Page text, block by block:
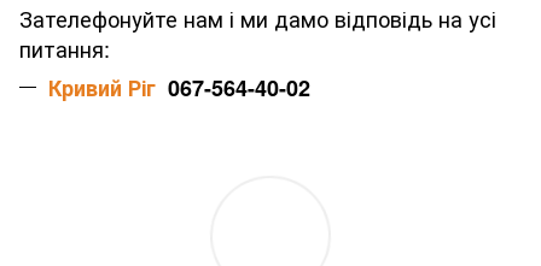
Зателефонуйте нам і ми дамо відповідь на усі
питання:
Кривий Ріг 067-564-40-02